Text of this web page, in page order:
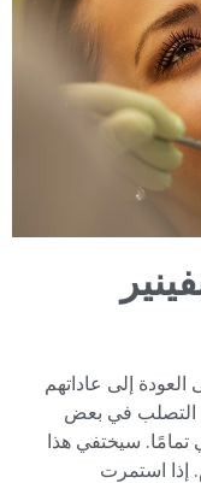
إلى عاداتهم
التصلب في بعض
تمامًا. سيختفي هذا
إذا استمرت